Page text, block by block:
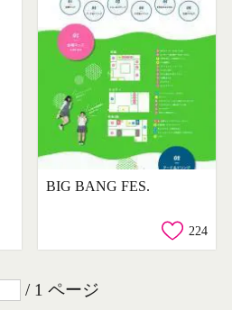
BIG BANG FES.
224
/ 1 ページ